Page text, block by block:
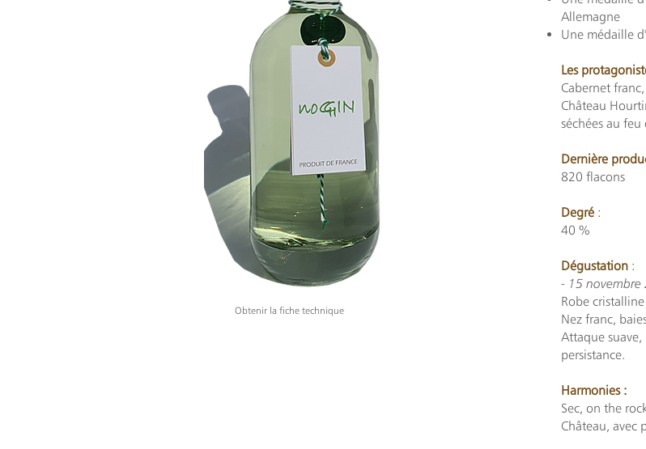
Allemagne
Une médaille
Les
Cabernet
Château
séchées au
Dernière
820 flacons
Degré :
40 %
Dégustation :
- 15 novembre
Robe
Nez franc,
Attaque
persistance.
Harmonies :
Sec, on the
Château, avec
Obtenir la fiche technique